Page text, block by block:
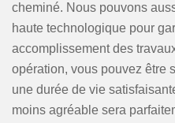
cheminé. Nous pouvons
haute technologique pour
accomplissement des
opération, vous pouvez être
une durée de vie
moins agréable sera